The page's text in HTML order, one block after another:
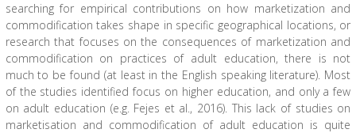
searching for empirical contributions on how marketization and
commodification takes shape in specific geographical locations, or
research that focuses on the consequences of marketization and
commodification on practices of adult education, there is not
much to be found (at least in the English speaking literature). Most
of the studies identified focus on higher education, and only a few
on adult education (e.g. Fejes et al., 2016). This lack of studies on
marketisation and commodification of adult education is quite